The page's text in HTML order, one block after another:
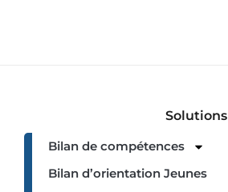
01
30
Solutions
Bilan de compétences
Bilan d’orientation Jeunes